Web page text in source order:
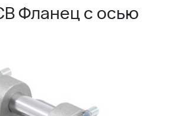
Фланец с осью